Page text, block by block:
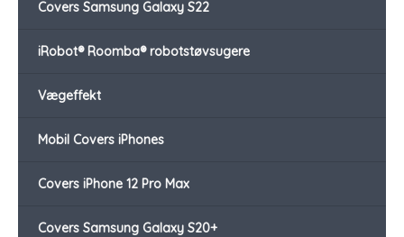
Covers Samsung Galaxy S22
iRobot® Roomba® robotstøvsugere
Vægeffekt
Mobil Covers iPhones
Covers iPhone 12 Pro Max
Covers Samsung Galaxy S20+